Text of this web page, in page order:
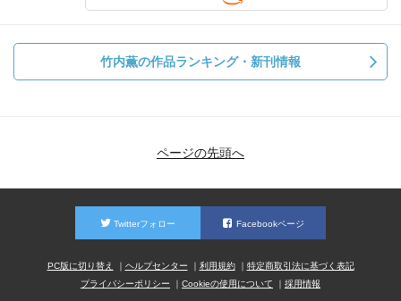
竹内薫の作品ランキング・新刊情報
ページの先頭へ
Twitterフォロー Facebookページ
PC版に切り替え ヘルプセンター 利用規約
特定商取引法に基づく表記
プライバシーポリシー
Cookieの使用について 採用情報